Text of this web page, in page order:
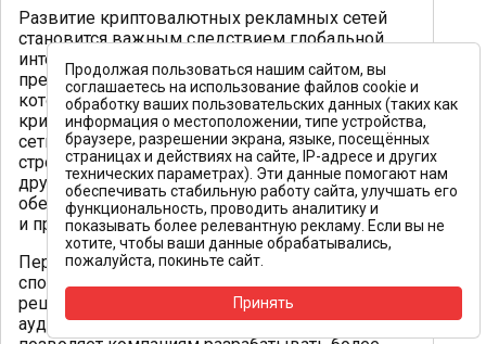
Развитие криптовалютных рекламных сетей
становится важным следствием глобальной
интеграции криптовалют, поскольку они
предлагают специализированные решения,
которые учитывают уникальные особенности
криптовалютных экосистем. Эти рекламные
сети создаются с фокусом на соблюдение
строгих нормативных стандартов (GDPR и
другие региональные законы), что
обеспечивает высокий уровень защиты данных
и прозрачности.
Первостатейное отличие сетей — это их
способность предоставлять рекламные
решения, ориентированные исключительно на
аудиторию, связанную с криптовалютами. Это
Продолжая пользоваться нашим сайтом, вы
соглашаетесь на использование файлов cookie и
обработку ваших пользовательских данных (таких как
информация о местоположении, типе устройства,
браузере, разрешении экрана, языке, посещённых
страницах и действиях на сайте, IP-адресе и других
технических параметрах). Эти данные помогают нам
обеспечивать стабильную работу сайта, улучшать его
функциональность, проводить аналитику и
показывать более релевантную рекламу. Если вы не
хотите, чтобы ваши данные обрабатывались,
пожалуйста, покиньте сайт.
Принять